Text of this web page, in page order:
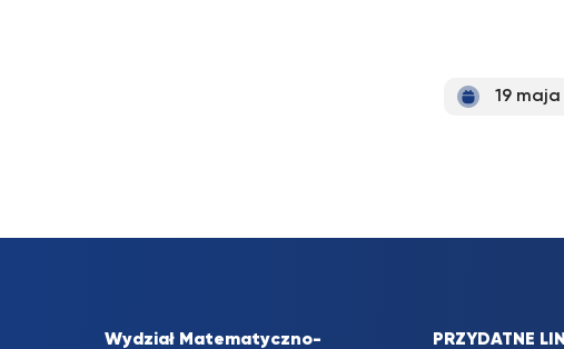
19 maja
Wydział Matematyczno- PRZYDATNE